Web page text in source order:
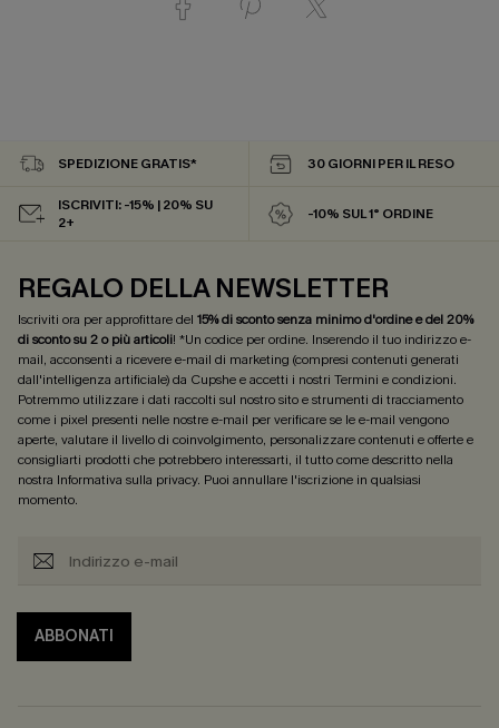
SPEDIZIONE GRATIS* 30 GIORNI PER IL RESO
ISCRIVITI: -15% | 20% SU
2+
-10% SUL 1° ORDINE
REGALO DELLA NEWSLETTER
Iscriviti ora per approfittare del 15% di sconto senza minimo d'ordine e del 20%
di sconto su 2 o più articoli! *Un codice per ordine. Inserendo il tuo indirizzo e-
mail, acconsenti a ricevere e-mail di marketing (compresi contenuti generati
dall'intelligenza artificiale) da Cupshe e accetti i nostri Termini e condizioni.
Potremmo utilizzare i dati raccolti sul nostro sito e strumenti di tracciamento
come i pixel presenti nelle nostre e-mail per verificare se le e-mail vengono
aperte, valutare il livello di coinvolgimento, personalizzare contenuti e offerte e
consigliarti prodotti che potrebbero interessarti, il tutto come descritto nella
nostra Informativa sulla privacy. Puoi annullare l'iscrizione in qualsiasi
momento.
ABBONATI